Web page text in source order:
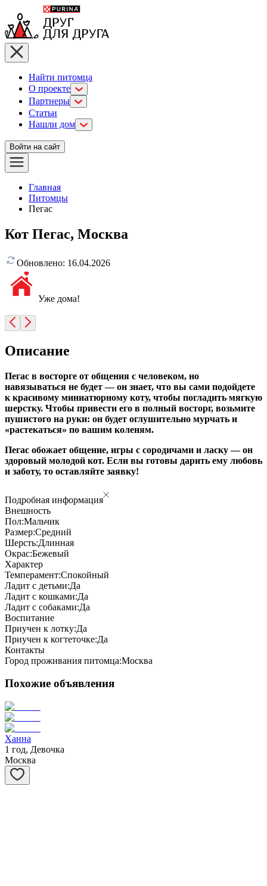
Найти питомца
О проекте
Партнеры
Статьи
Нашли дом
Войти на сайт
Главная
Питомцы
Пегас
Кот Пегас, Москва
Обновлено: 16.04.2026
Уже дома!
Описание
Пегас в восторге от общения с человеком, но
навязываться не будет — он знает, что вы сами подойдете
к красивому миниатюрному коту, чтобы погладить мягкую
шерстку. Чтобы привести его в полный восторг, возьмите
пушистого на руки: он будет оглушительно мурчать и
«растекаться» по вашим коленям.
Пегас обожает общение, игры с сородичами и ласку — он
здоровый молодой кот. Если вы готовы дарить ему любовь
и заботу, то оставляйте заявку!
Подробная информация
Внешность
Пол:Мальчик
Размер:Средний
Шерсть:Длинная
Окрас:Бежевый
Характер
Темперамент:Спокойный
Ладит с детьми:Да
Ладит с кошками:Да
Ладит с собаками:Да
Воспитание
Приучен к лотку:Да
Приучен к когтеточке:Да
Контакты
Город проживания питомца:Москва
Похожие объявления
Ханна
1 год, Девочка
Москва